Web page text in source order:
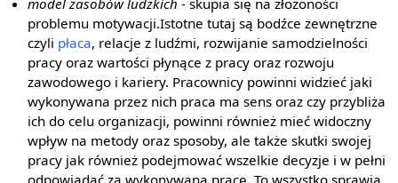
problemu motywacji.Istotne tutaj są bodźce zewnętrzne
czyli płaca, relacje z ludźmi, rozwijanie samodzielności
pracy oraz wartości płynące z pracy oraz rozwoju
zawodowego i kariery. Pracownicy powinni widzieć jaki
wykonywana przez nich praca ma sens oraz czy przybliża
ich do celu organizacji, powinni również mieć widoczny
wpływ na metody oraz sposoby, ale także skutki swojej
pracy jak również podejmować wszelkie decyzje i w pełni
odpowiadać za wykonywaną pracę. To wszystko sprawia,